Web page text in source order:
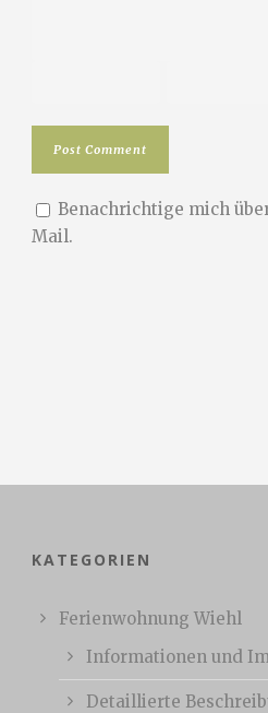
Benachrichtige mich
Mail.
KATEGORIEN
Ferienwohnung Wiehl
Informationen und
Detaillierte